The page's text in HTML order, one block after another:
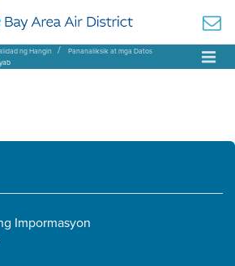
ng Hangin
Pananaliksik at mga Datos
Impormasyon